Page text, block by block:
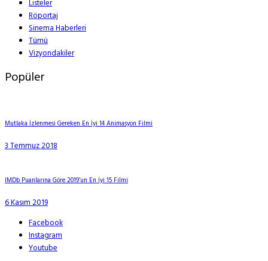
Listeler
Röportaj
Sinema Haberleri
Tümü
Vizyondakiler
Popüler
Mutlaka İzlenmesi Gereken En İyi 14 Animasyon Filmi
3 Temmuz 2018
IMDb Puanlarına Göre 2019’un En İyi 15 Filmi
6 Kasım 2019
Facebook
Instagram
Youtube